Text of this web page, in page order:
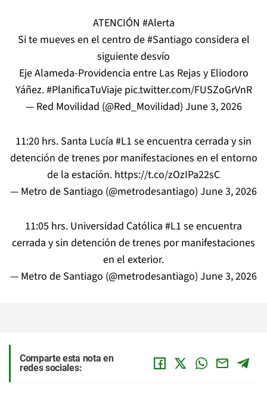
ATENCIÓN #Alerta
Si te mueves en el centro de#Santiago considera el
siguiente desvío
Eje Alameda-Providencia entre Las Rejas y Eliodoro
Yáñez.#PlanificaTuViaje pic.twitter.com/FUSZoGrVnR
— Red Movilidad (@Red_Movilidad) June 3, 2026
11:20 hrs. Santa Lucía #L1 se encuentra cerrada y sin
detención de trenes por manifestaciones en el entorno
de la estación. https://t.co/zOzIPa22sC
— Metro de Santiago (@metrodesantiago) June 3, 2026
11:05 hrs. Universidad Católica #L1 se encuentra
cerrada y sin detención de trenes por manifestaciones
en el exterior.
— Metro de Santiago (@metrodesantiago) June 3, 2026
Comparte esta nota en
redes sociales: